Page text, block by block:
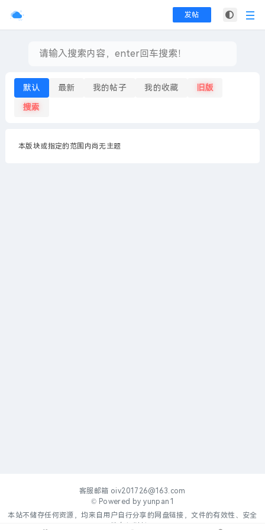
发帖
默认 最新 我的帖子 我的收藏 旧版
搜索
本版块或指定的范围内尚无主题
客服邮箱 oiv201726@163.com
© Powered byyunpan1
本站不储存任何资源，均来自用户自行分享的网盘链接，文件的有效性、安全